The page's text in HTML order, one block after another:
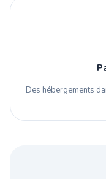
Des hébergements